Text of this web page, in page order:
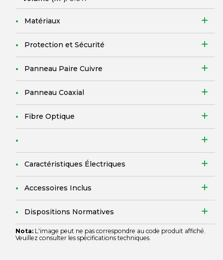
Matériaux
Protection et Sécurité
Panneau Paire Cuivre
Panneau Coaxial
Fibre Optique
Caractéristiques Électriques
Accessoires Inclus
Dispositions Normatives
Nota: L'image peut ne pas correspondre au code produit affiché.
Veuillez consulter les spécifications techniques.